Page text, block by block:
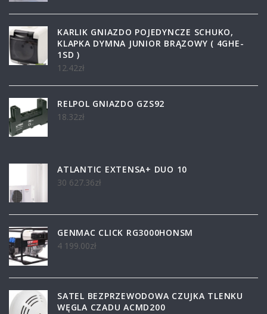
KARLIK GNIAZDO POJEDYNCZE SCHUKO,
KLAPKA DYMNA JUNIOR BRĄZOWY ( 4GHE-
1SD )
12.42zł
RELPOL GNIAZDO GZS92
18.32zł
ATLANTIC EXTENSA+ DUO 10
30 627.36zł
GENMAC CLICK RG3000HONSM
4 199.00zł
SATEL BEZPRZEWODOWA CZUJKA TLENKU
WĘGLA CZADU ACMD200